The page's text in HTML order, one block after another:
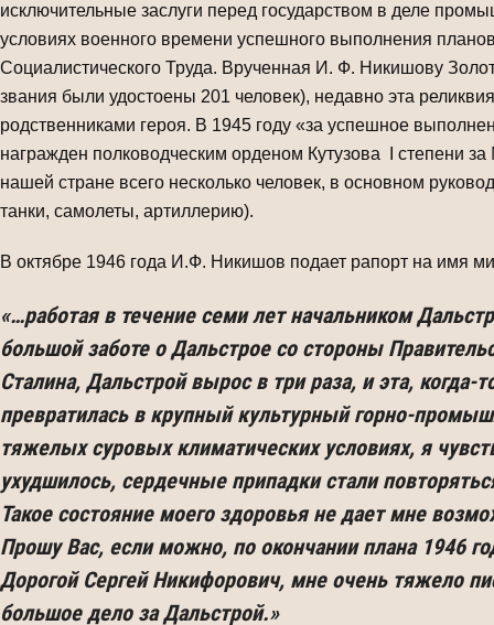
исключительные заслуги перед государством в деле
условиях военного времени успешного выполнения
Социалистического Труда. Врученная И. Ф. Никишову
звания были удостоены 201 человек), недавно эта
родственниками героя. В 1945 году «за успешное
награжден полководческим орденом Кутузова I степени
нашей стране всего несколько человек, в основном
танки, самолеты, артиллерию).
В октябре 1946 года И.Ф. Никишов подает рапорт на имя
«…работая в течение семи лет начальником
большой заботе о Дальстрое со стороны
Сталина, Дальстрой вырос в три раза, и эта,
превратилась в крупный культурный горно-
тяжелых суровых климатических условиях, я
ухудшилось, сердечные припадки стали
Такое состояние моего здоровья не дает мне
Прошу Вас, если можно, по окончании плана 1946
Дорогой Сергей Никифорович, мне очень тяжело
большое дело за Дальстрой.»